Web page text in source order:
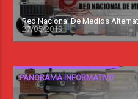
Red Nacional De Medios
27/05/2019
PANORAMA INFORMATIVO